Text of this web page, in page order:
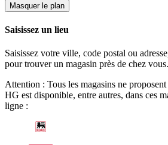
Masquer le plan
Saisissez un lieu
Saisissez votre ville, code postal ou
pour trouver un magasin près de chez vous.
Attention : Tous les magasins ne
HG est disponible, entre autres, dans ces
ligne :